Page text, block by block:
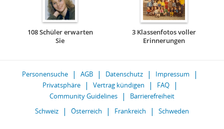
108 Schüler erwarten
Sie
3 Klassenfotos voller
Erinnerungen
Personensuche AGB Datenschutz
Impressum
Privatsphäre
Vertrag kündigen
FAQ
Community Guidelines
Barrierefreiheit
Schweiz
Österreich Frankreich Schweden